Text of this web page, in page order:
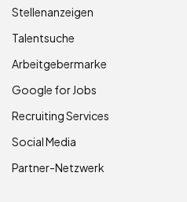
Stellenanzeigen
Talentsuche
Arbeitgebermarke
Google for Jobs
Recruiting Services
Social Media
Partner-Netzwerk